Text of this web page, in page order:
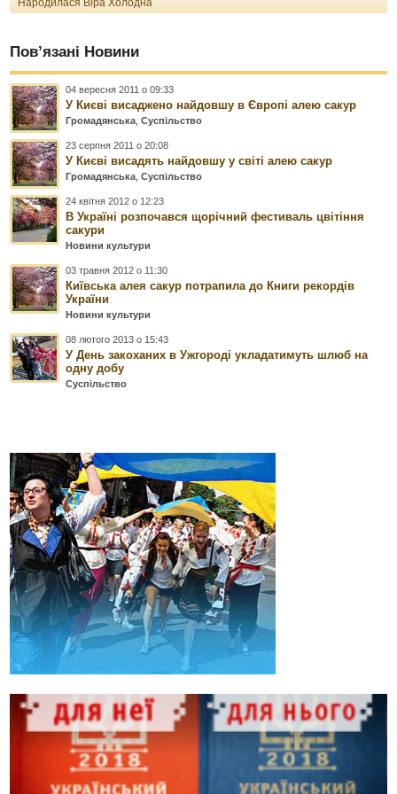
Народилася Віра Холодна
Пов’язані Новини
04 вересня 2011 о 09:33
У Києві висаджено найдовшу в Європі алею сакур
Громадянська ,Суспільство
23 серпня 2011 о 20:08
У Києві висадять найдовшу у світі алею сакур
Громадянська ,Суспільство
24 квітня 2012 о 12:23
В Україні розпочався щорічний фестиваль цвітіння
сакури
Новини культури
03 травня 2012 о 11:30
Київська алея сакур потрапила до Книги рекордів
України
Новини культури
08 лютого 2013 о 15:43
У День закоханих в Ужгороді укладатимуть шлюб на
одну добу
Суспільство